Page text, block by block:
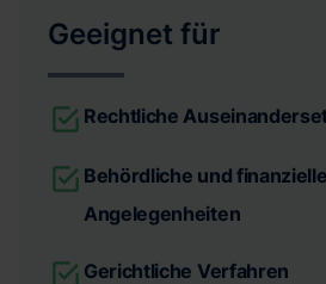
Geeignet für
Rechtliche
Behördliche und finanzielle
Angelegenheiten
Gerichtliche Verfahren